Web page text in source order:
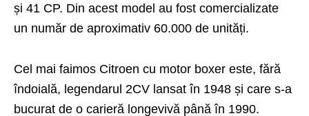
și 41 CP. Din acest model au fost comercializate
un număr de aproximativ 60.000 de unități.
Cel mai faimos Citroen cu motor boxer este, fără
îndoială, legendarul 2CV lansat în 1948 și care s-a
bucurat de o carieră longevivă până în 1990.